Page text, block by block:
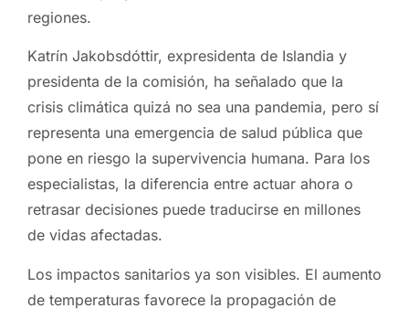
regiones.
Katrín Jakobsdóttir, expresidenta de Islandia y
presidenta de la comisión, ha señalado que la
crisis climática quizá no sea una pandemia, pero sí
representa una emergencia de salud pública que
pone en riesgo la supervivencia humana. Para los
especialistas, la diferencia entre actuar ahora o
retrasar decisiones puede traducirse en millones
de vidas afectadas.
Los impactos sanitarios ya son visibles. El aumento
de temperaturas favorece la propagación de